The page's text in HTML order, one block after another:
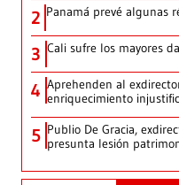
2 Panamá prevé algunas
3 Cali sufre los mayores
4 Aprehenden al
enriquecimiento
5 Publio De Gracia,
presunta lesión